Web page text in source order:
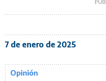
7 de enero de 2025
Opinión